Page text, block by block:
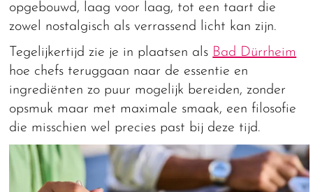
opgebouwd, laag voor laag, tot een taart die
zowel nostalgisch als verrassend licht kan zijn.
Tegelijkertijd zie je in plaatsen als Bad Dürrheim
hoe chefs teruggaan naar de essentie en
ingrediënten zo puur mogelijk bereiden, zonder
opsmuk maar met maximale smaak, een filosofie
die misschien wel precies past bij deze tijd.